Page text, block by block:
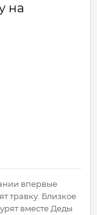
на
впервые
травку. Близкое
вместе Деды